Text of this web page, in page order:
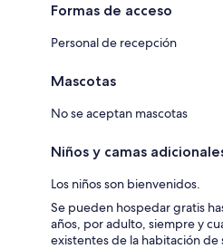
Formas de acceso
Personal de recepción
Mascotas
No se aceptan mascotas
Niños y camas
Los niños son bienvenidos.
Se pueden hospedar gratis
años, por adulto, siempre y
existentes de la habitación de